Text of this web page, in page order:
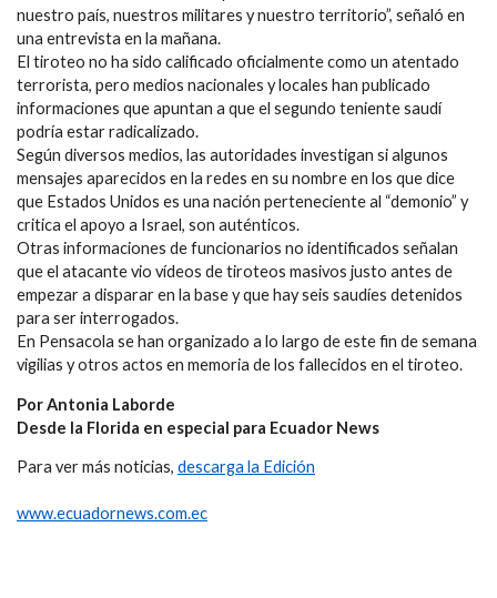
nuestro país, nuestros militares y nuestro territorio”, señaló en
una entrevista en la mañana.
El tiroteo no ha sido calificado oficialmente como un atentado
terrorista, pero medios nacionales y locales han publicado
informaciones que apuntan a que el segundo teniente saudí
podría estar radicalizado.
Según diversos medios, las autoridades investigan si algunos
mensajes aparecidos en la redes en su nombre en los que dice
que Estados Unidos es una nación perteneciente al “demonio” y
critica el apoyo a Israel, son auténticos.
Otras informaciones de funcionarios no identificados señalan
que el atacante vio vídeos de tiroteos masivos justo antes de
empezar a disparar en la base y que hay seis saudíes detenidos
para ser interrogados.
En Pensacola se han organizado a lo largo de este fin de semana
vigilias y otros actos en memoria de los fallecidos en el tiroteo.
Por Antonia Laborde
Desde la Florida en especial para Ecuador News
Para ver más noticias, descarga la Edición
www.ecuadornews.com.ec